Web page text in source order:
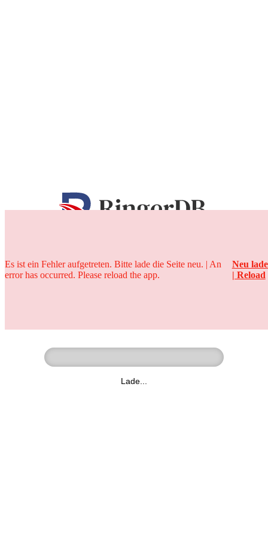
25 Jahre
Lade...
Es ist ein Fehler aufgetreten. Bitte lade die Seite neu. | An
error has occurred. Please reload the app.
Neu
| Reload